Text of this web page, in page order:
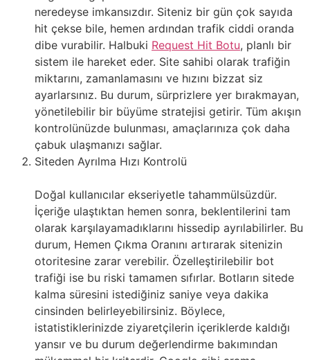
neredeyse imkansızdır. Siteniz bir gün çok sayıda
hit çekse bile, hemen ardından trafik ciddi oranda
dibe vurabilir. Halbuki Request Hit Botu, planlı bir
sistem ile hareket eder. Site sahibi olarak trafiğin
miktarını, zamanlamasını ve hızını bizzat siz
ayarlarsınız. Bu durum, sürprizlere yer bırakmayan,
yönetilebilir bir büyüme stratejisi getirir. Tüm akışın
kontrolünüzde bulunması, amaçlarınıza çok daha
çabuk ulaşmanızı sağlar.
Siteden Ayrılma Hızı Kontrolü
Doğal kullanıcılar ekseriyetle tahammülsüzdür.
İçeriğe ulaştıktan hemen sonra, beklentilerini tam
olarak karşılayamadıklarını hissedip ayrılabilirler. Bu
durum, Hemen Çıkma Oranını artırarak sitenizin
otoritesine zarar verebilir. Özelleştirilebilir bot
trafiği ise bu riski tamamen sıfırlar. Botların sitede
kalma süresini istediğiniz saniye veya dakika
cinsinden belirleyebilirsiniz. Böylece,
istatistiklerinizde ziyaretçilerin içeriklerde kaldığı
yansır ve bu durum değerlendirme bakımından